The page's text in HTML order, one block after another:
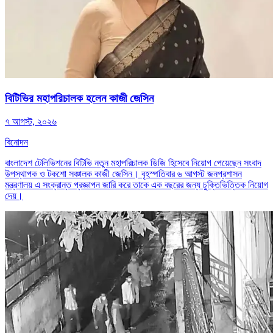
বিটিভির মহাপরিচালক হলেন কাজী জেসিন
৭ আগস্ট, ২০২৬
বিনোদন
বাংলাদেশ টেলিভিশনের বিটিভি নতুন মহাপরিচালক ডিজি হিসেবে নিয়োগ পেয়েছেন সংবাদ
উপস্থাপক ও টকশো সঞ্চালক কাজী জেসিন। বৃহস্পতিবার ৬ আগস্ট জনপ্রশাসন
মন্ত্রণালয় এ সংক্রান্ত প্রজ্ঞাপন জারি করে তাকে এক বছরের জন্য চুক্তিভিত্তিক নিয়োগ
দেয়।